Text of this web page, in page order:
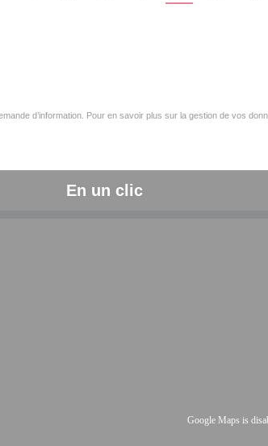
d’information. Pour en savoir plus sur la gestion de vos
En un clic
Google Maps is